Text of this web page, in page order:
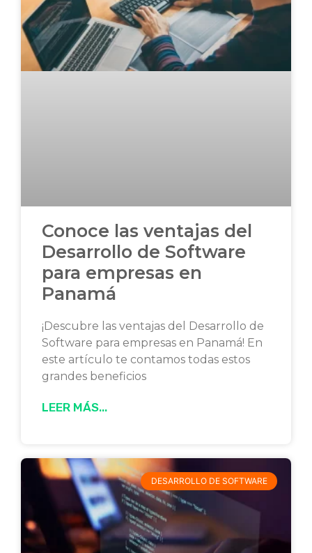
Conoce las ventajas del
Desarrollo de Software
para empresas en
Panamá
¡Descubre las ventajas del Desarrollo de
Software para empresas en Panamá! En
este artículo te contamos todas estos
grandes beneficios
LEER MÁS...
DESARROLLO DE SOFTWARE